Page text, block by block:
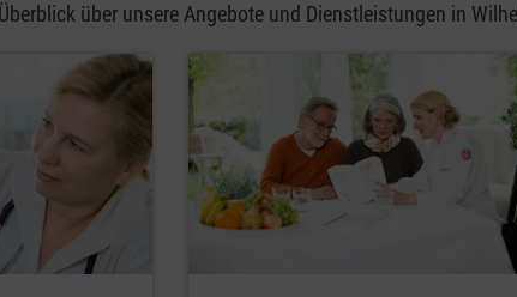
über unsere Angebote und Dienstleistungen in